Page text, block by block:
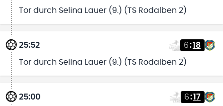
Tor durch Selina Lauer (9.) (TS Rodalben 2)
25:52 6:18
Tor durch Selina Lauer (9.) (TS Rodalben 2)
25:00 6:17